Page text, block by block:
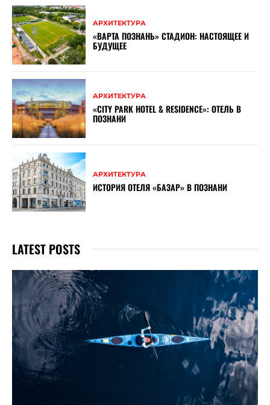
АРХИТЕКТУРА
«ВАРТА ПОЗНАНЬ» СТАДИОН: НАСТОЯЩЕЕ И
БУДУЩЕЕ
АРХИТЕКТУРА
«CITY PARK HOTEL & RESIDENCE»: ОТЕЛЬ В
ПОЗНАНИ
АРХИТЕКТУРА
ИСТОРИЯ ОТЕЛЯ «БАЗАР» В ПОЗНАНИ
LATEST POSTS